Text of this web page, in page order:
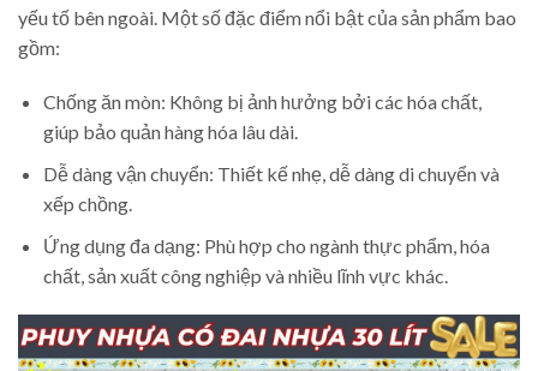
yếu tố bên ngoài. Một số đặc điểm nổi bật của sản phẩm bao
gồm:
Chống ăn mòn: Không bị ảnh hưởng bởi các hóa chất,
giúp bảo quản hàng hóa lâu dài.
Dễ dàng vận chuyển: Thiết kế nhẹ, dễ dàng di chuyển và
xếp chồng.
Ứng dụng đa dạng: Phù hợp cho ngành thực phẩm, hóa
chất, sản xuất công nghiệp và nhiều lĩnh vực khác.